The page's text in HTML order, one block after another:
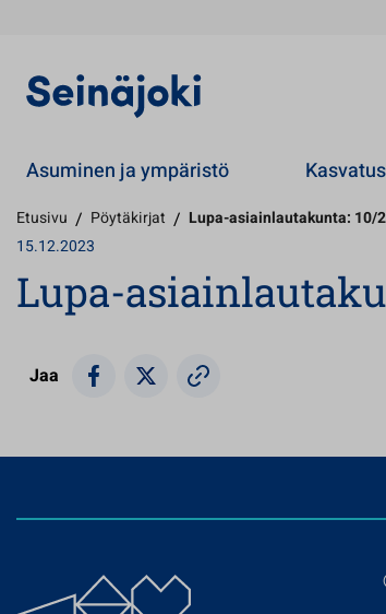
Asuminen ja ympäristö
Etusivu / Pöytäkirjat / Lupa-asiainlautakunta: 10/
15.12.2023
Lupa-
Jaa